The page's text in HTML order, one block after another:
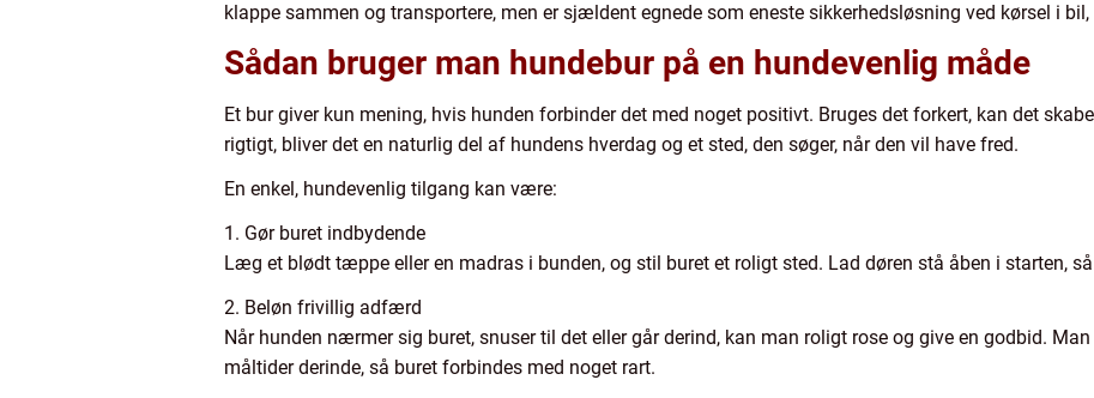
klappe sammen og transportere, men er sjældent egnede som eneste sikkerhedsløsning ved kørsel i
Sådan bruger man hundebur på en hundevenlig måde
Et bur giver kun mening, hvis hunden forbinder det med noget positivt. Bruges det forkert, kan det
rigtigt, bliver det en naturlig del af hundens hverdag og et sted, den søger, når den vil have fred.
En enkel, hundevenlig tilgang kan være:
1. Gør buret indbydende
Læg et blødt tæppe eller en madras i bunden, og stil buret et roligt sted. Lad døren stå åben i starten,
2. Beløn frivillig adfærd
Når hunden nærmer sig buret, snuser til det eller går derind, kan man roligt rose og give en godbid.
måltider derinde, så buret forbindes med noget rart.